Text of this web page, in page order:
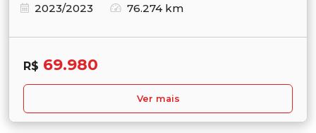
2023/2023
76.274 km
R$ 69.980
Ver mais